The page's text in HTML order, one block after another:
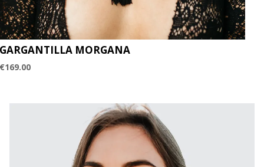
GARGANTILLA MORGANA
€169.00